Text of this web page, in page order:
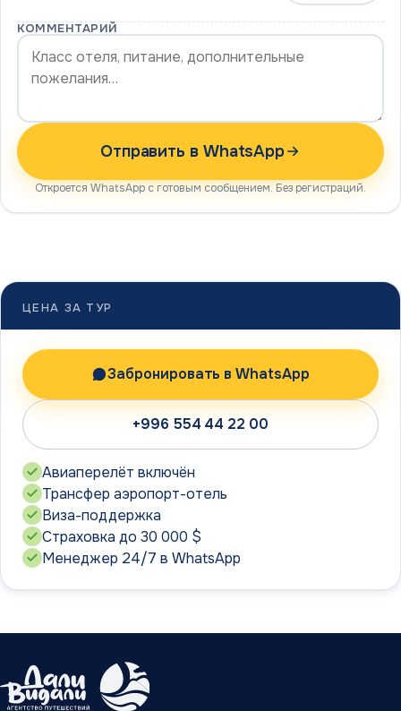
КОММЕНТАРИЙ
Отправить в WhatsApp
Откроется WhatsApp с готовым сообщением. Без регистраций.
ЦЕНА ЗА ТУР
Забронировать в WhatsApp
+996 554 44 22 00
Авиаперелёт включён
Трансфер аэропорт-отель
Виза-поддержка
Страховка до 30 000 $
Менеджер 24/7 в WhatsApp